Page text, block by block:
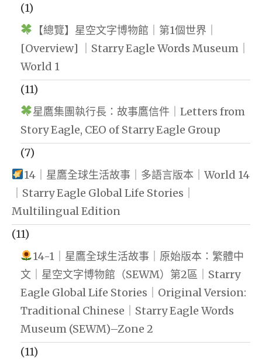
(1)
【總覽】星空文字博物館｜第1個世界｜
[Overview] ｜Starry Eagle Words Museum｜
World 1
(11)
星鷹集團執行長：故事鷹信件｜Letters from
Story Eagle, CEO of Starry Eagle Group
(7)
14｜星鷹全球生活故事｜多語言版本｜World 14
｜Starry Eagle Global Life Stories｜
Multilingual Edition
(11)
14-1｜星鷹全球生活故事｜原始版本：繁體中
文｜星空文字博物館（SEWM）第2區｜Starry
Eagle Global Life Stories｜Original Version:
Traditional Chinese｜Starry Eagle Words
Museum (SEWM)–Zone 2
(11)